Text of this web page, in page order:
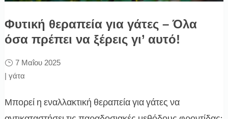
Φυτική θεραπεία για γάτες – Όλα
όσα πρέπει να ξέρεις γι’ αυτό!
7 Μαΐου 2025
| γάτα
Μπορεί η εναλλακτική θεραπεία για γάτες να